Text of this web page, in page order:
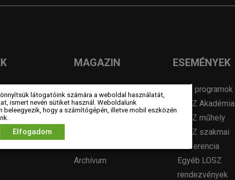
támogatók
partner
MAGAZIN
Év lakberendezője
Archívum
ESEMÉNYEK
LOSZ programok
LOSZ Akadémia
LOSZ műhely
LOSZ szakmai
konferencia
Egyéb LOSZ
rendezvények
látogatóink számára a weboldal használatát,
ismert nevén sütiket használ. Weboldalunk
beleegyezik, hogy a számítógépén, illetve mobil eszközén
Elfogadom